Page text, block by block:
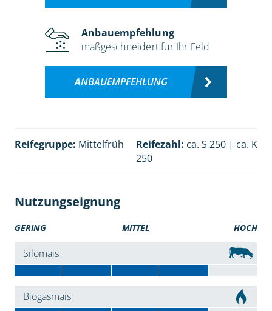
Anbauempfehlung
maßgeschneidert für Ihr Feld
ANBAUEMPFEHLUNG
Reifegruppe: Mittelfrüh Reifezahl: ca. S 250 | ca. K
250
Nutzungseignung
GERING MITTEL HOCH
Silomais
Biogasmais